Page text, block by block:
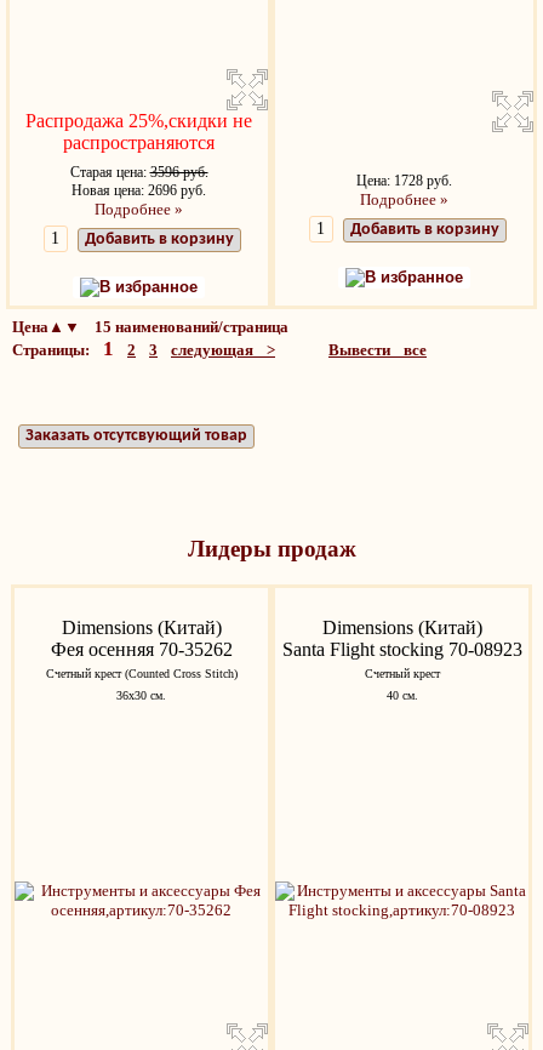
Распродажа 25%,скидки не
распространяются
Старая цена:3596 руб.
Новая цена: 2696 руб.
Подробнее »
Добавить в корзину
В избранное
Цена: 1728 руб.
Подробнее »
Добавить в корзину
В избранное
Цена▲▼ 15 наименований/страница
Страницы: 1 2 3 следующая > Вывести все
Заказать отсутсвующий товар
Лидеры продаж
Dimensions (Китай)
Фея осенняя 70-35262
Счетный крест (Counted Cross Stitch)
36х30 см.
Dimensions (Китай)
Santa Flight stocking 70-08923
Счетный крест
40 см.